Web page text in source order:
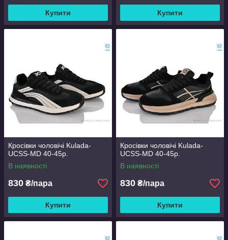
Купити Купити
Кросівки чоловічі Kulada-
UCSS-MD 40-45р.
В наявності
830 ₴/пара
Купити
Кросівки чоловічі Kulada-
UCSS-MD 40-45р.
В наявності
830 ₴/пара
Купити